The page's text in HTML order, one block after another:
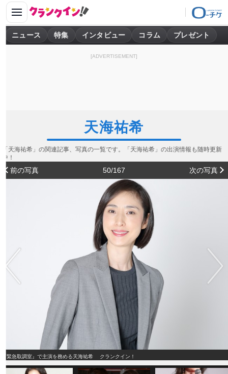
ニュース 特集 インタビュー コラム プレゼント
[ADVERTISEMENT]
天海祐希
「天海祐希」の関連記事、写真の一覧です。「天海祐希」の出演情報も随時更新
中！
前の写真 50/167 次の写真
『緊急取調室』で主演を務める天海祐希 クランクイン！